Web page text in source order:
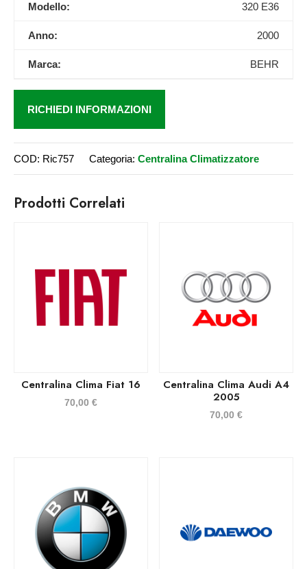
Modello: 320 E36
Anno: 2000
Marca: BEHR
RICHIEDI INFORMAZIONI
COD: Ric757 Categoria: Centralina Climatizzatore
Prodotti Correlati
Centralina Clima Fiat 16
70,00 €
Centralina Clima Audi A4
2005
70,00€